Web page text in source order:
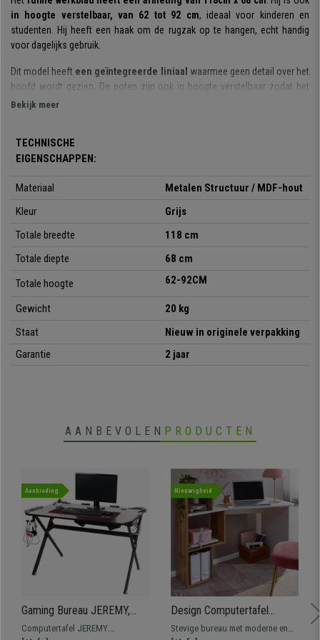
in hoogte verstelbaar, van 62 tot 92 cm, ideaal voor kinderen en
studenten. Hij heeft een haak om de rugzak op te hangen, echt handig
voor dagelijks gebruik.
Dit model heeft een geïntegreerde liniaal waarmee geen detail over het
hoofd wordt gezien. De poten zijn ook in hoogte verstelbaar zodat het
van kinderen tot volwassenen kan worden gebruikt. Hij beschikt ook over
De materialen (zowel structuur als oppervlak) zijn van topkwaliteit,
lang mee. Nu extra voordelig bij bureaustoelpro.
• Ergonomisch bureau voor jongeren
• Kantelbaar werkblad met 10 standen + Liniaal
• Structuur in gelakt staal
• Geweldige kwaliteit en afwerking
• Montage-instructies inbegrepen
Bekijk meer
TECHNISCHE
EIGENSCHAPPEN:
Materiaal
Metalen Structuur / MDF-hout
Kleur
Grijs
Totale breedte
118 cm
Totale diepte
68 cm
Totale hoogte
62-92CM
Gewicht
20 kg
Staat
Nieuw in originele verpakking
Garantie
2 jaar
AANBEVOLEN PRODUCTEN
Aanbieding
Gaming Bureau JEREMY,
168x66x92,5cm, in Metalen
Computertafel JEREMY.
Nieuwigheid
Design Computertafel
CUORE, 120x60x95cm, met
Stevige bureau met moderne en